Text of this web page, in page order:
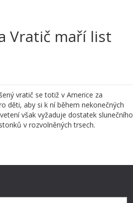
Vratič maří list
vratič se totiž v Americe za
děti, aby si k ní během nekonečných
však vyžaduje dostatek slunečního
v rozvolněných trsech.